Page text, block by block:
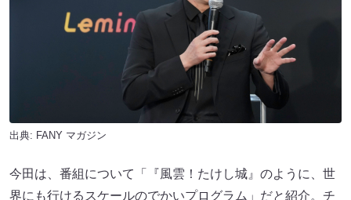
出典: FANY マガジン
今田は、番組について「『風雲！たけし城』のように、世
界にも行けるスケールのでかいプログラム」だと紹介。チ